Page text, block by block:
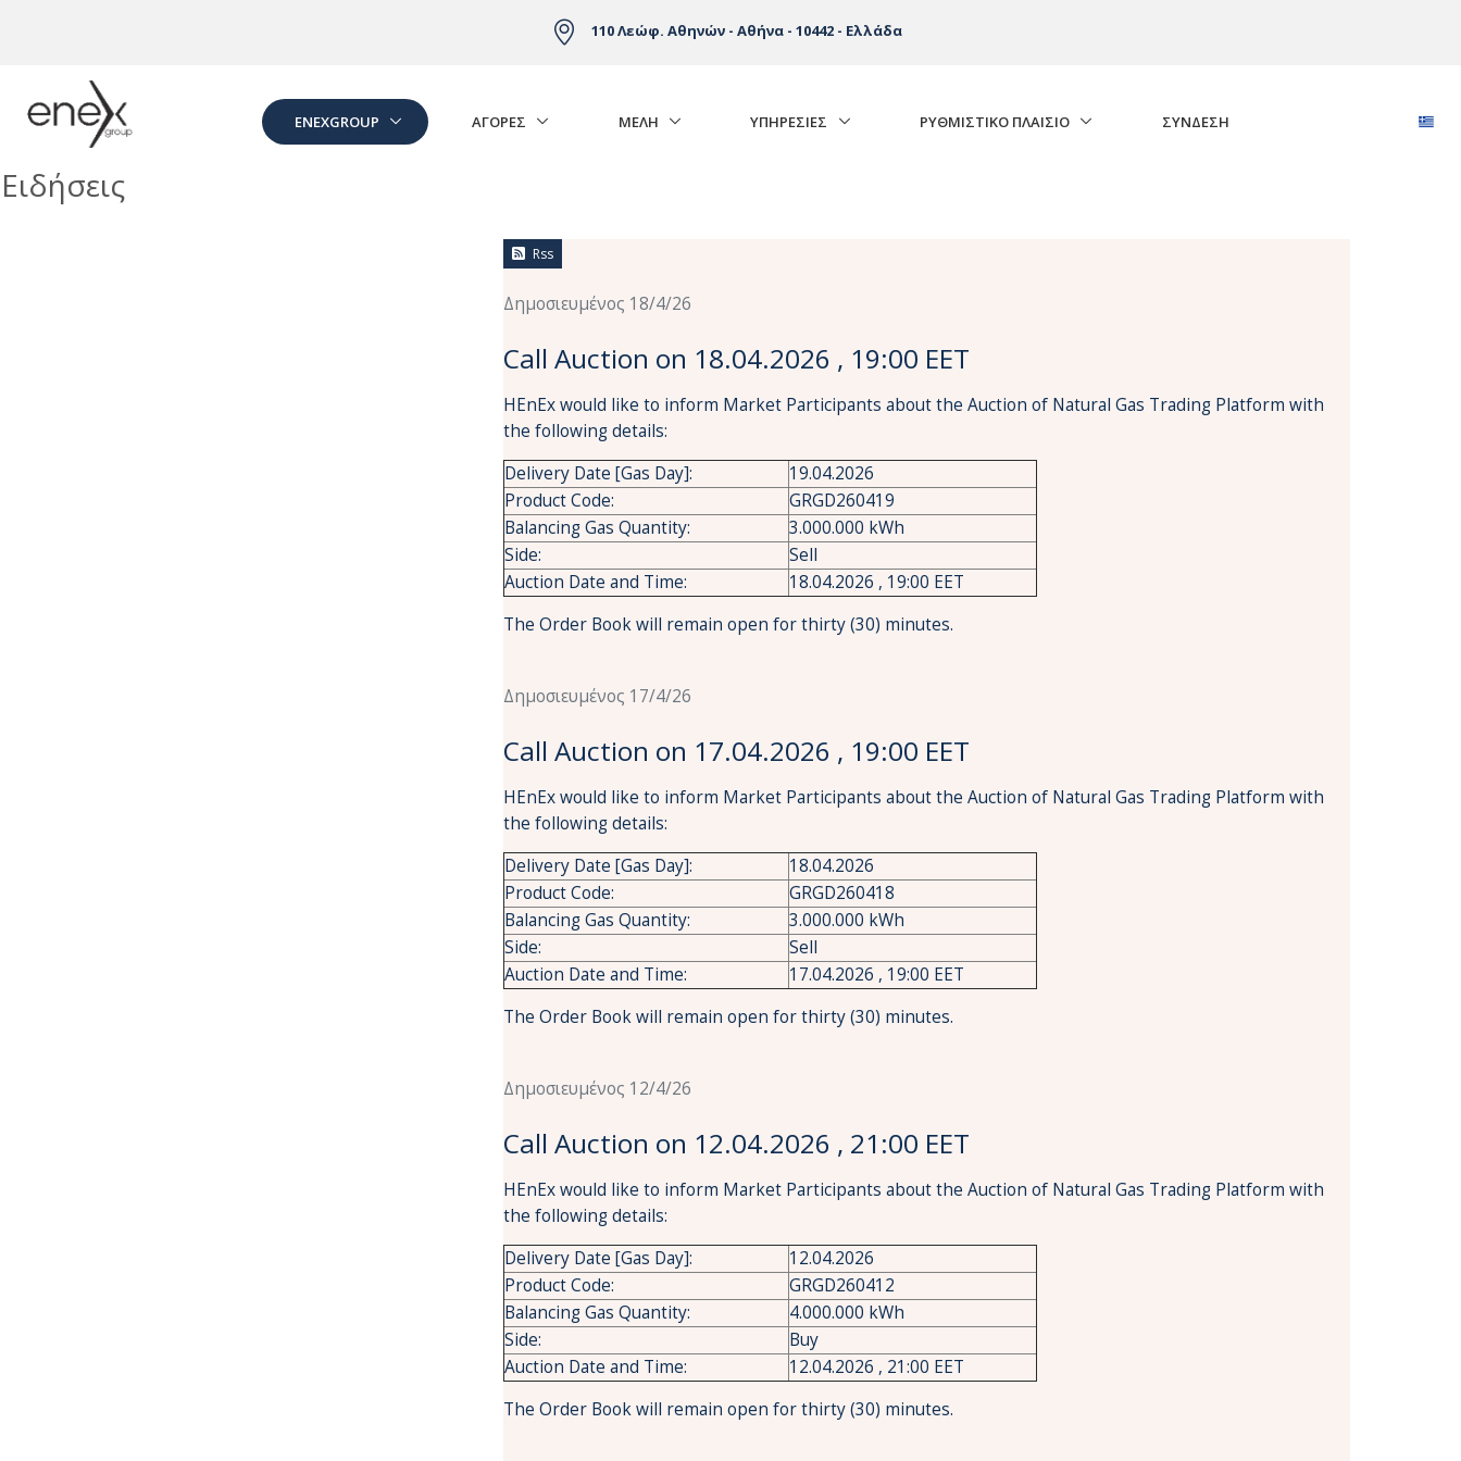
110 Λεώφ. Αθηνών - Αθήνα - 10442 - Ελλάδα
ENEXGROUP ΑΓΟΡΈΣ ΜΕΛΗ ΥΠΗΡΕΣΙΕΣ ΡΥΘΜΙΣΤΙΚΟ ΠΛΑΙΣΙΟ ΣΎΝΔΕΣΗ
Ειδήσεις
Rss
Δημοσιευμένος 18/4/26
Call Auction on 18.04.2026 , 19:00 EET
HEnEx would like to inform Market Participants about the Auction of Natural Gas Trading Platform with
the following details:
Delivery Date [Gas Day]:
19.04.2026
Product Code:
GRGD260419
Balancing Gas Quantity:
3.000.000 kWh
Side:
Sell
Auction Date and Time:
18.04.2026 , 19:00 EET
The Order Book will remain open for thirty (30) minutes.
Δημοσιευμένος 17/4/26
Call Auction on 17.04.2026 , 19:00 EET
HEnEx would like to inform Market Participants about the Auction of Natural Gas Trading Platform with
the following details:
Delivery Date [Gas Day]:
18.04.2026
Product Code:
GRGD260418
Balancing Gas Quantity:
3.000.000 kWh
Side:
Sell
Auction Date and Time:
17.04.2026 , 19:00 EET
The Order Book will remain open for thirty (30) minutes.
Δημοσιευμένος 12/4/26
Call Auction on 12.04.2026 , 21:00 EET
HEnEx would like to inform Market Participants about the Auction of Natural Gas Trading Platform with
the following details:
Delivery Date [Gas Day]:
12.04.2026
Product Code:
GRGD260412
Balancing Gas Quantity:
4.000.000 kWh
Side:
Buy
Auction Date and Time:
12.04.2026 , 21:00 EET
The Order Book will remain open for thirty (30) minutes.